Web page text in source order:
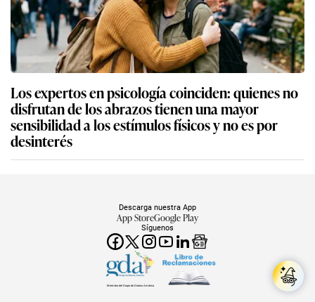
Los expertos en psicología coinciden: quienes no
disfrutan de los abrazos tienen una mayor
sensibilidad a los estímulos físicos y no es por
desinterés
Síguenos
Descarga nuestra App
App StoreGoogle Play
Miembro del Grupo de Diarios América